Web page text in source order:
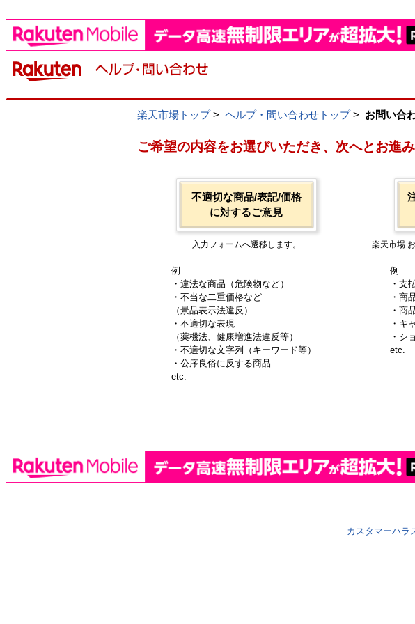
楽天市場トップ> ヘルプ・問い合わせトップ> お問い合
ご希望の内容をお選びいただき、次へとお進み
不適切な商品/表記/価格
に対するご意見
入力フォームへ遷移します。
例
・違法な商品（危険物など）
・不当な二重価格など
（景品表示法違反）
・不適切な表現
（薬機法、健康増進法違反等）
・不適切な文字列（キーワード等）
・公序良俗に反する商品
etc.
楽天市場
例
・支
・商
・商
・キ
・シ
etc.
カスタマーハラ